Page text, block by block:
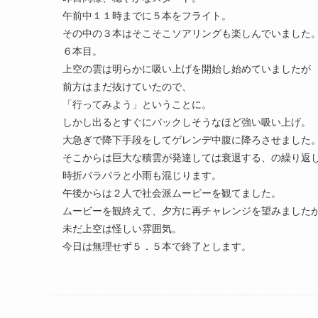
午前中１１時までに５本をフライト。
その中の３本はそこそこソアリングも楽しんでいました。
６本目。
上空の雲は明らかに吸い上げを開始し始めていましたが
前方はまだ抜けていたので、
「行ってみよう」ということに。
しかし出るとすぐにバックしそうなほど強い吸い上げ。
大急ぎで降下手段をしてゲレンデ中腹に降ろさせました。
そこからは巨大な積雲が発達しては衰退する、の繰り返し
時折パラパラと小雨も混じります。
午後からは２人で社会派ムービーを観てました。
ムービーを観終えて、夕方に再チャレンジを望みました
未だ上空は怪しい雰囲気。
今日は無理せず５．５本で終了とします。